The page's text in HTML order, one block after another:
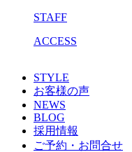
STAFF
ACCESS
STYLE
お客様の声
NEWS
BLOG
採用情報
ご予約・お問合せ